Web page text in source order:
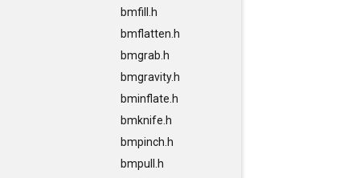
bmfill.h
bmflatten.h
bmgrab.h
bmgravity.h
bminflate.h
bmknife.h
bmpinch.h
bmpull.h